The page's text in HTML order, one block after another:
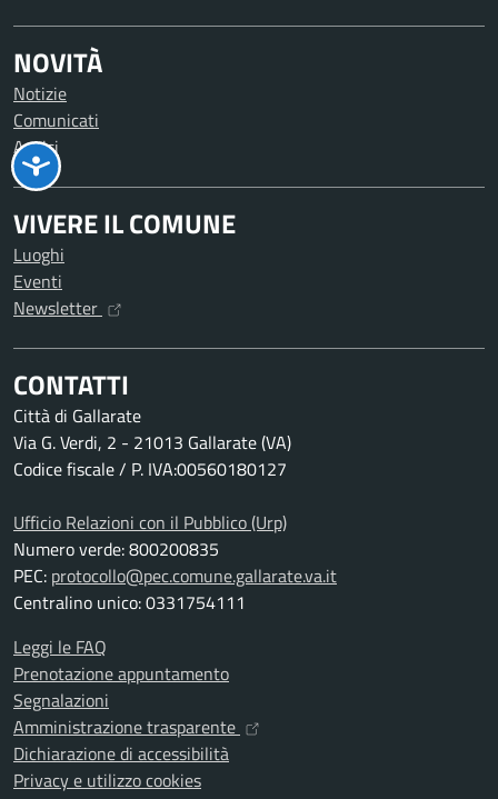
NOVITÀ
Notizie
Comunicati
Avvisi
VIVERE IL COMUNE
Luoghi
Eventi
Newsletter
CONTATTI
Città di Gallarate
Via G. Verdi, 2 - 21013 Gallarate (VA)
Codice fiscale / P. IVA:00560180127
Ufficio Relazioni con il Pubblico (Urp)
Numero verde: 800200835
PEC: protocollo@pec.comune.gallarate.va.it
Centralino unico: 0331754111
Leggi le FAQ
Prenotazione appuntamento
Segnalazioni
Amministrazione trasparente
Dichiarazione di accessibilità
Privacy e utilizzo cookies